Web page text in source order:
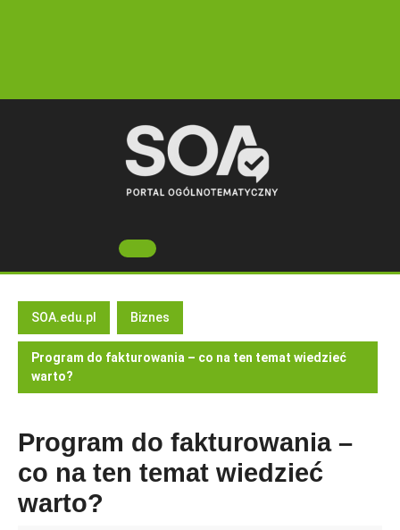
Open
Button
SOA.edu.pl Biznes
Program do fakturowania – co na ten temat wiedzieć
warto?
Program do fakturowania –
co na ten temat wiedzieć
warto?